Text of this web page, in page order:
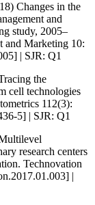
en:
Changes in the
and
study, 2005–
and Marketing 10:
| SJR: Q1
the
cell technologies
112(3):
5] | SJR: Q1
research centers
Technovation
|